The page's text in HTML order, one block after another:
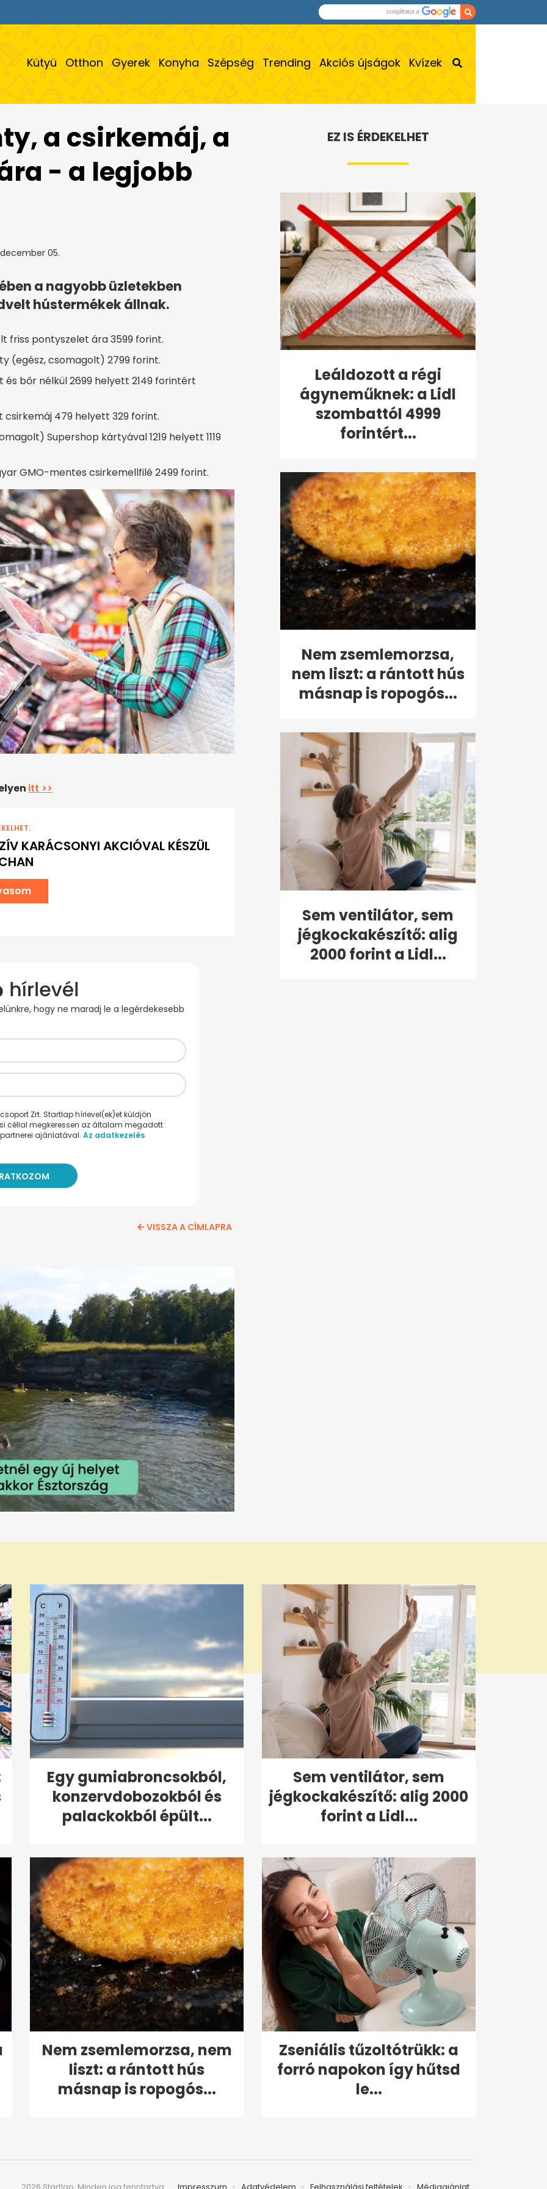
Kütyü Otthon Gyerek Konyha Szépség Trending Akciós újságok Kvízek
a csirkemáj, a
- a legjobb
05.
a nagyobb üzletekben
hústermékek állnak.
friss pontyszelet ára 3599 forint.
(egész, csomagolt) 2799 forint.
bőr nélkül 2699 helyett 2149 forintért
479 helyett 329 forint.
Supershop kártyával 1219 helyett 1119
GMO-mentes csirkemellfilé 2499 forint.
itt >>
KARÁCSONYI AKCIÓVAL KÉSZÜL
hogy ne maradj le a legérdekesebb
Zrt. Startlap hírlevel(ek)et küldjön
céllal megkeressen az általam megadott
ajánlatával. Az adatkezelés
VISSZA A CÍMLAPRA
EZ IS ÉRDEKELHET
Leáldozott a régi
ágyneműknek: a Lidl
szombattól 4999
forintért...
Nem zsemlemorzsa,
nem liszt: a rántott hús
másnap is ropogós...
Sem ventilátor, sem
jégkockakészítő: alig
2000 forint a Lidl...
Egy gumiabroncsokból,
konzervdobozokból és
palackokból épült...
Sem ventilátor, sem
jégkockakészítő: alig 2000
forint a Lidl...
Nem zsemlemorzsa, nem
liszt: a rántott hús
másnap is ropogós...
Zseniális tűzoltótrükk: a
forró napokon így hűtsd
le...